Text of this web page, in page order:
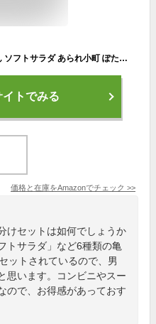
亀田製菓 ハッピーターン カレーせん ソフトサラダ あられ小町 ぽたぽた焼 揚げ一番 亀田製菓 詰め合わせ 亀田製菓 詰め合わせ 個包装 小分け小袋 (亀田製菓 6種類 90袋)
トでみる
価格と在庫をAmazonでチェック >>
けセットは如何でしょうか
トサラダ」など6種類の亀
ットされているので、男
思います。コンビニやスー
ので、お得感があっておす